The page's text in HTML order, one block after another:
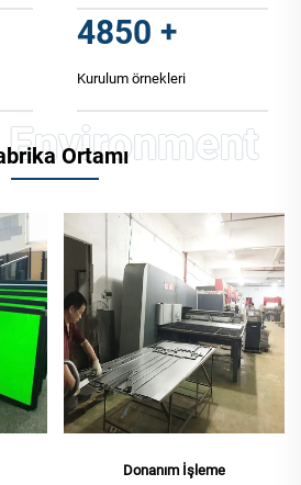
5000 +
Kurulum örnekleri
Ortamı
İşleme
Ofis Alanı